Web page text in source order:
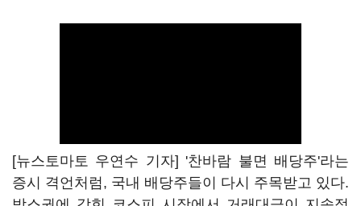
[뉴스토마토 우연수 기자] '찬바람 불면 배당주'라는
증시 격언처럼, 국내 배당주들이 다시 주목받고 있다.